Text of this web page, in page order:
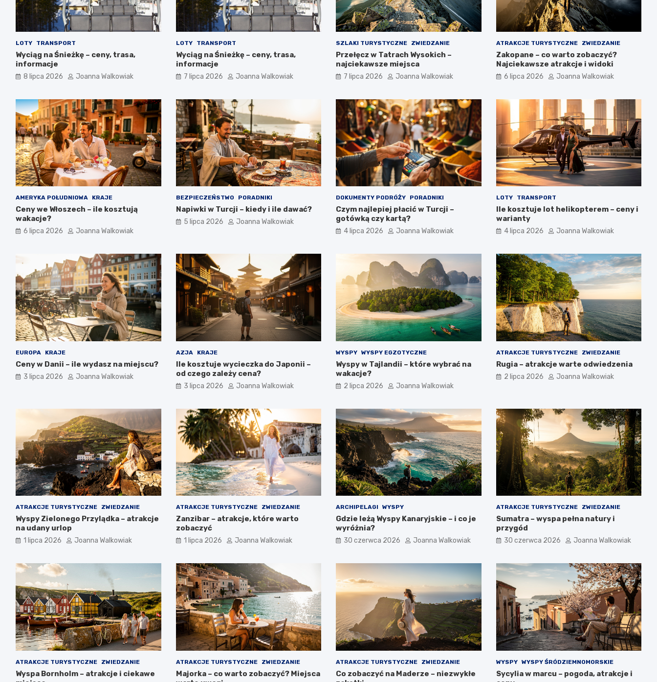
LOTY TRANSPORT
Wyciąg na Śnieżkę – ceny, trasa,
informacje
8 lipca 2026 Joanna Walkowiak
LOTY TRANSPORT
Wyciąg na Śnieżkę – ceny, trasa,
informacje
7 lipca 2026 Joanna Walkowiak
SZLAKI TURYSTYCZNE ZWIEDZANIE
Przełęcz w Tatrach Wysokich –
najciekawsze miejsca
7 lipca 2026 Joanna Walkowiak
ATRAKCJE TURYSTYCZNE ZWIEDZANIE
Zakopane – co warto zobaczyć?
Najciekawsze atrakcje i widoki
6 lipca 2026 Joanna Walkowiak
AMERYKA POŁUDNIOWA KRAJE
Ceny we Włoszech – ile kosztują
wakacje?
6 lipca 2026 Joanna Walkowiak
BEZPIECZEŃSTWO PORADNIKI
Napiwki w Turcji – kiedy i ile dawać?
5 lipca 2026 Joanna Walkowiak
DOKUMENTY PODRÓŻY PORADNIKI
Czym najlepiej płacić w Turcji –
gotówką czy kartą?
4 lipca 2026 Joanna Walkowiak
LOTY TRANSPORT
Ile kosztuje lot helikopterem – ceny i
warianty
4 lipca 2026 Joanna Walkowiak
EUROPA KRAJE
Ceny w Danii – ile wydasz na miejscu?
3 lipca 2026 Joanna Walkowiak
AZJA KRAJE
Ile kosztuje wycieczka do Japonii –
od czego zależy cena?
3 lipca 2026 Joanna Walkowiak
WYSPY WYSPY EGZOTYCZNE
Wyspy w Tajlandii – które wybrać na
wakacje?
2 lipca 2026 Joanna Walkowiak
ATRAKCJE TURYSTYCZNE ZWIEDZANIE
Rugia – atrakcje warte odwiedzenia
2 lipca 2026 Joanna Walkowiak
ATRAKCJE TURYSTYCZNE ZWIEDZANIE
Wyspy Zielonego Przylądka – atrakcje
na udany urlop
1 lipca 2026 Joanna Walkowiak
ATRAKCJE TURYSTYCZNE ZWIEDZANIE
Zanzibar – atrakcje, które warto
zobaczyć
1 lipca 2026 Joanna Walkowiak
ARCHIPELAGI WYSPY
Gdzie leżą Wyspy Kanaryjskie – i co je
wyróżnia?
30 czerwca 2026 Joanna Walkowiak
ATRAKCJE TURYSTYCZNE ZWIEDZANIE
Sumatra – wyspa pełna natury i
przygód
30 czerwca 2026 Joanna Walkowiak
ATRAKCJE TURYSTYCZNE ZWIEDZANIE
Wyspa Bornholm – atrakcje i ciekawe
ATRAKCJE TURYSTYCZNE ZWIEDZANIE
Majorka – co warto zobaczyć? Miejsca
ATRAKCJE TURYSTYCZNE ZWIEDZANIE
Co zobaczyć na Maderze – niezwykłe
WYSPY WYSPY ŚRÓDZIEMNOMORSKIE
Sycylia w marcu – pogoda, atrakcje i